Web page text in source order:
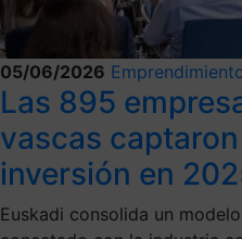
05/06/2026
Las 895
vascas
inversión en
Euskadi consolida un